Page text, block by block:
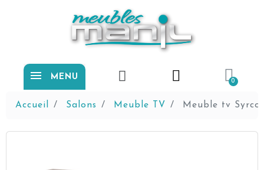
MENU
Accueil Salons Meuble TV Meuble tv Syrco